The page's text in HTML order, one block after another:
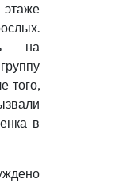
на
того,
в